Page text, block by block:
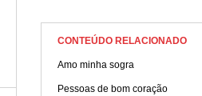
CONTEÚDO RELACIONADO
Amo minha sogra
Pessoas de bom coração